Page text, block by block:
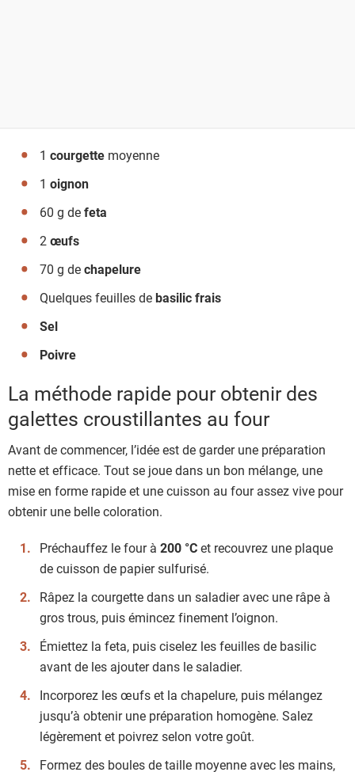
1 courgette moyenne
1 oignon
60 g defeta
2 œufs
70 g dechapelure
Quelques feuilles debasilic frais
Sel
Poivre
La méthode rapide pour obtenir des
galettes croustillantes au four
Avant de commencer, l’idée est de garder une préparation
nette et efficace. Tout se joue dans un bon mélange, une
mise en forme rapide et une cuisson au four assez vive pour
obtenir une belle coloration.
Préchauffez le four à 200 °Cet recouvrez une plaque
de cuisson de papier sulfurisé.
Râpez la courgette dans un saladier avec une râpe à
gros trous, puis émincez finement l’oignon.
Émiettez la feta, puis ciselez les feuilles de basilic
avant de les ajouter dans le saladier.
Incorporez les œufs et la chapelure, puis mélangez
jusqu’à obtenir une préparation homogène. Salez
légèrement et poivrez selon votre goût.
Formez des boules de taille moyenne avec les mains,